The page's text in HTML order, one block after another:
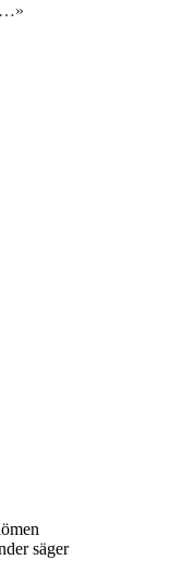
säger